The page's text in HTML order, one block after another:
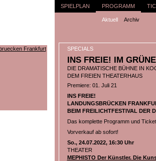
SPIELPLAN PROGRAMM
Aktuell Archiv
SPECIALS
INS FREIE! IM
DIE DRAMATISCHE BÜHNE IN
DEM FREIEN THEATERHAUS
Premiere: 01. Juli 21
INS FREIE!
LANDUNGSBRÜCKEN
BEIM FREILICHTFESTIVAL DER
Das komplette Programm und
Vorverkauf ab sofort!
So., 24.07.2022, 16:30 Uhr
THEATER
MEPHISTO Der Künstler. Die